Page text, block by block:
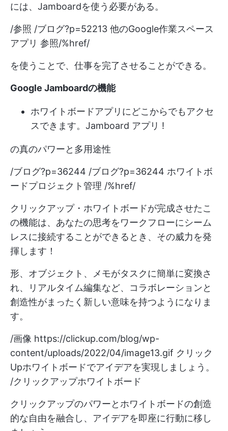
には、Jamboardを使う必要がある。
/参照 /ブログ?p=52213 他のGoogle作業スペース
アプリ 参照/%href/
を使うことで、仕事を完了させることができる。
Google Jamboardの機能
ホワイトボードアプリにどこからでもアクセ
スできます。 Jamboard アプリ !
の真のパワーと多用途性
/ブログ?p=36244 /ブログ?p=36244 ホワイトボ
ードプロジェクト管理 /%href/
クリックアップ・ホワイトボードが完成させたこ
の機能は、あなたの思考をワークフローにシーム
レスに接続することができるとき、その威力を発
揮します！
形、オブジェクト、メモがタスクに簡単に変換さ
れ、リアルタイム編集など、コラボレーションと
創造性がまったく新しい意味を持つようになりま
す。
/画像 https://clickup.com/blog/wp-
content/uploads/2022/04/image13.gif クリック
Upホワイトボードでアイデアを実現しましょう。
/クリックアップホワイトボード
クリックアップのパワーとホワイトボードの創造
的な自由を融合し、アイデアを即座に行動に移し